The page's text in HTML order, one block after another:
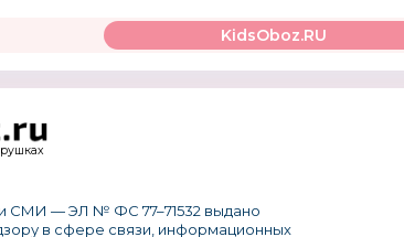
KidsOboz.RU
СМИ — ЭЛ № ФС 77–71532 выдано
в сфере связи, информационных